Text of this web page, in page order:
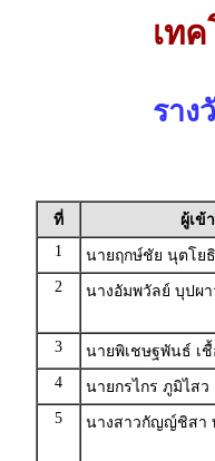
เท
ราง
ที่
ผู้เข้
1
นายฤกษ์ชัย นุตโย
2
นางอัมพวัลย์ บุปผา
3
นายพิเชษฐพันธ์ เชื้
4
นายกรไกร ภูมิไสว
5
นางสาวกัญญ์ชิสา